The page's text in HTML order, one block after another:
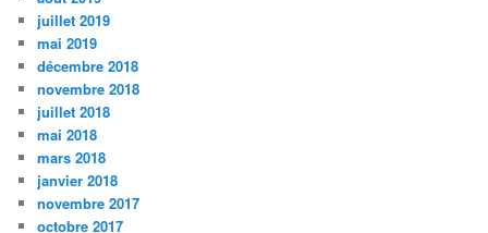
juillet 2019
mai 2019
décembre 2018
novembre 2018
juillet 2018
mai 2018
mars 2018
janvier 2018
novembre 2017
octobre 2017